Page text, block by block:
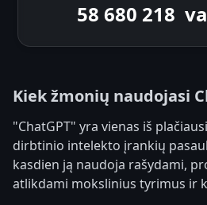
58 680 218
Kiek žmonių naudojasi
"ChatGPT" yra vienas iš
dirbtinio intelekto įrankių
kasdien ją naudoja rašydami,
atlikdami mokslinius tyrimus ir